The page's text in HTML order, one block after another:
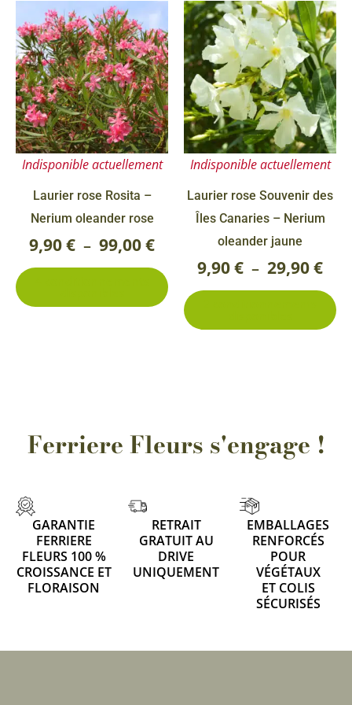
Indisponible actuellement
Laurier rose Rosita –
Nerium oleander rose
9,90€ – 99,00€
Plage
de
prix :
9,90 €
à
99,00 €
produit
a
plusieurs
variations.
Les
options
peuvent
être
choisies
page
produit
Indisponible actuellement
Laurier rose Souvenir des
Îles Canaries – Nerium
oleander jaune
9,90€ – 29,90€
de
à
Ce
a
du
Ferriere Fleurs s'engage !
GARANTIE
FERRIERE
FLEURS 100 %
CROISSANCE ET
FLORAISON
RETRAIT
GRATUIT AU
DRIVE
UNIQUEMENT
EMBALLAGES
RENFORCÉS
POUR
VÉGÉTAUX
ET COLIS
SÉCURISÉS